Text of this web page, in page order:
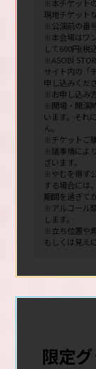
※本チケット
現地チケット
※公演前の番
※本会場はワ
して600円(税
※ASOBI
サイト内の「
申し込みくだ
※お申し込み
※開場・開演
います。それ
ん。
※チケットご
※諸事情によ
ざいます。
※やむを得ず
する場合には
期間を過ぎて
※アルコール
します。
※立ち位置や
もしくは見え
限定